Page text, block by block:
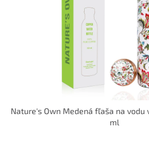
Nature's Own Medená fľaša na vodu
ml